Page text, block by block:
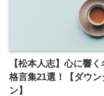
【松本人志】心に響く
格言集21選！【ダウン
ン】